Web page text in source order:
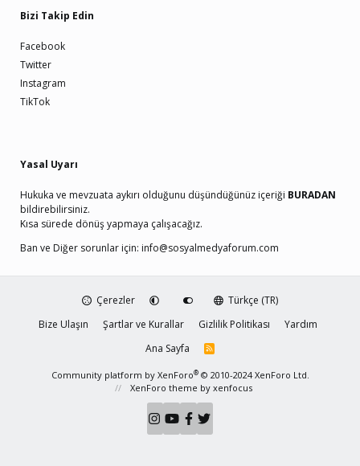
Bizi Takip Edin
Facebook
Twitter
Instagram
TikTok
Yasal Uyarı
Hukuka ve mevzuata aykırı olduğunu düşündüğünüz içeriği BURADAN
bildirebilirsiniz.
Kısa sürede dönüş yapmaya çalışacağız.
Ban ve Diğer sorunlar için: info@sosyalmedyaforum.com
Çerezler
Türkçe (TR)
Bize Ulaşın
Şartlar ve Kurallar Gizlilik Politikası
Yardım
Ana Sayfa
R
S
Community platform by XenForo® © 2010-2024 XenForo Ltd.
XenForo theme by xenfocus